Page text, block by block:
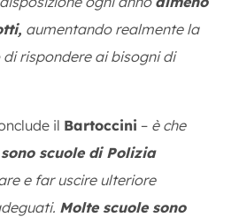
aumentando realmente la
rispondere ai bisogni di
il Bartoccini – è che
scuole di Polizia
e far uscire ulteriore
Molte scuole sono